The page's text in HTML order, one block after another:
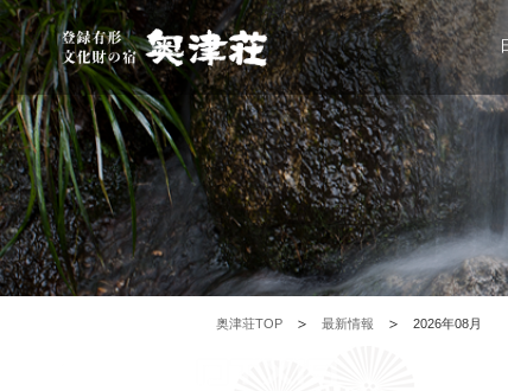
奥津荘TOP 最新情報 2026年08月